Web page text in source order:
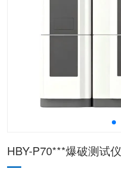
HBY-P70***爆破测试仪